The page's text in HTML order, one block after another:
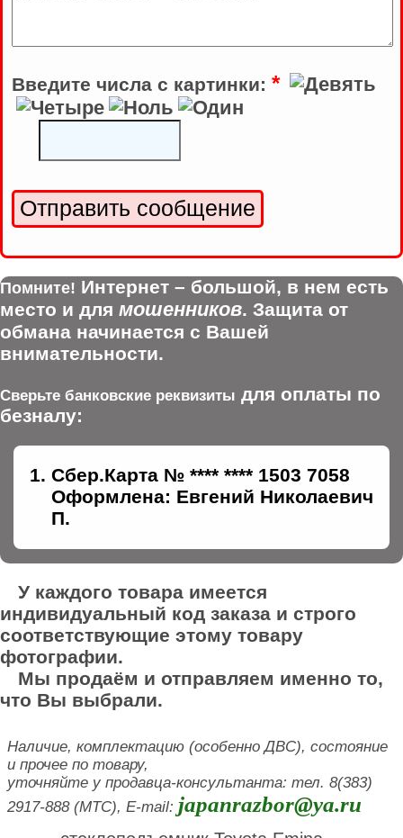
Введите числа с картинки: *
Помните! Интернет – большой, в нем есть
место и для мошенников. Защита от
обмана начинается с Вашей
внимательности.
Сверьте банковские реквизиты для оплаты по
безналу:
Сбер.Карта № **** **** 1503 7058
Оформлена: Евгений Николаевич
П.
У каждого товара имеется
индивидуальный код заказа и строго
соответствующие этому товару
фотографии.
Мы продаём и отправляем именно то,
что Вы выбрали.
Наличие, комплектацию (особенно ДВС), состояние
и прочее по товару,
уточняйте у продавца-консультанта: тел. 8(383)
2917-888 (МТС), E-mail: japanrazbor@ya.ru